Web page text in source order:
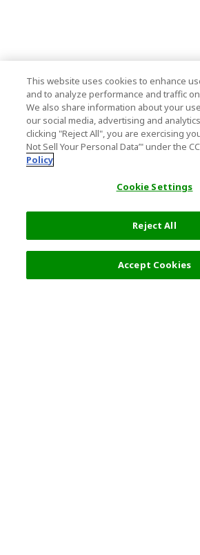
This website uses cookies to enhance
and to analyze performance and traffic
We also share information about your
our social media, advertising and
clicking "Reject All", you are exercising
Not Sell Your Personal Data’" under the
Policy
Cookie Settings
Reject All
Accept Cookies